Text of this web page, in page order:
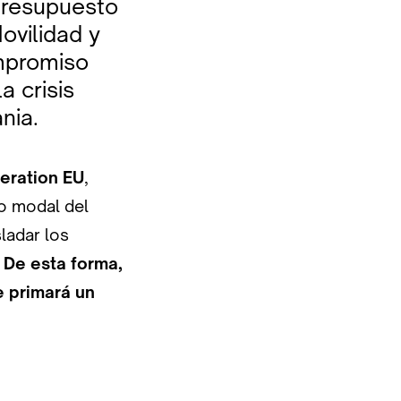
y
crisis
EU,
modal del
los
De esta forma,
primará un